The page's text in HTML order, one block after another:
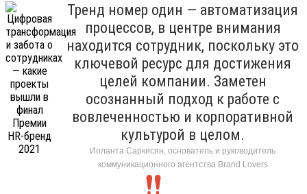
Тренд номер один — автоматизация
процессов, в центре внимания
находится сотрудник, поскольку это
ключевой ресурс для достижения
целей компании. Заметен
осознанный подход к работе с
вовлеченностью и корпоративной
культурой в целом.
Иоланта Саркисян, основатель и руководитель
коммуникационного агентства Brand Lovers